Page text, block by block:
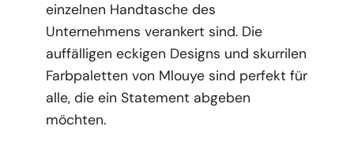
einzelnen Handtasche des
Unternehmens verankert sind. Die
auffälligen eckigen Designs und skurrilen
Farbpaletten von Mlouye sind perfekt für
alle, die ein Statement abgeben
möchten.